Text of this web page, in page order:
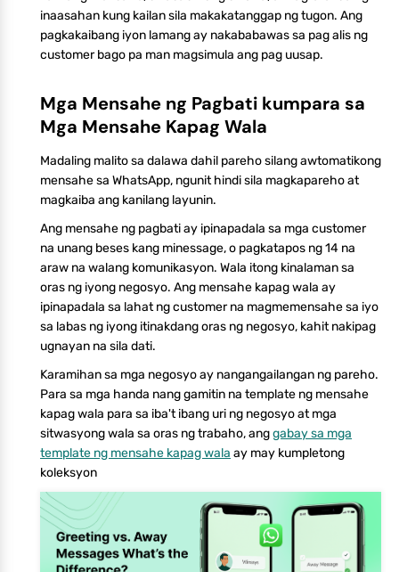
inaasahan kung kailan sila makakatanggap ng tugon. Ang
pagkakaibang iyon lamang ay nakababawas sa pag alis ng
customer bago pa man magsimula ang pag uusap.
Mga Mensahe ng Pagbati kumpara sa
Mga Mensahe Kapag Wala
Madaling malito sa dalawa dahil pareho silang awtomatikong
mensahe sa WhatsApp, ngunit hindi sila magkapareho at
magkaiba ang kanilang layunin.
Ang mensahe ng pagbati ay ipinapadala sa mga customer
na unang beses kang minessage, o pagkatapos ng 14 na
araw na walang komunikasyon. Wala itong kinalaman sa
oras ng iyong negosyo. Ang mensahe kapag wala ay
ipinapadala sa lahat ng customer na magmemensahe sa iyo
sa labas ng iyong itinakdang oras ng negosyo, kahit nakipag
ugnayan na sila dati.
Karamihan sa mga negosyo ay nangangailangan ng pareho.
Para sa mga handa nang gamitin na template ng mensahe
kapag wala para sa iba't ibang uri ng negosyo at mga
sitwasyong wala sa oras ng trabaho, anggabay sa mga
template ng mensahe kapag wala ay may kumpletong
koleksyon